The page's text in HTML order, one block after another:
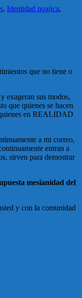
, Identidad noajica,
que no tiene o
exageran sus modos,
que quienes se hacen
en REALIDAD
a mi correo,
entran a
sirven para demostrar
mesianidad del
y con la comunidad